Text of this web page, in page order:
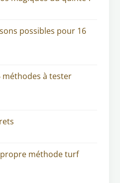
possibles pour 16
méthodes à tester
méthode turf